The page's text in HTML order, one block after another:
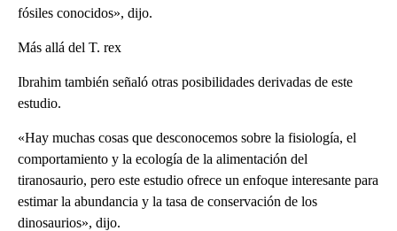
fósiles conocidos», dijo.
Más allá del T. rex
Ibrahim también señaló otras posibilidades derivadas de este
estudio.
«Hay muchas cosas que desconocemos sobre la fisiología, el
comportamiento y la ecología de la alimentación del
tiranosaurio, pero este estudio ofrece un enfoque interesante para
estimar la abundancia y la tasa de conservación de los
dinosaurios», dijo.